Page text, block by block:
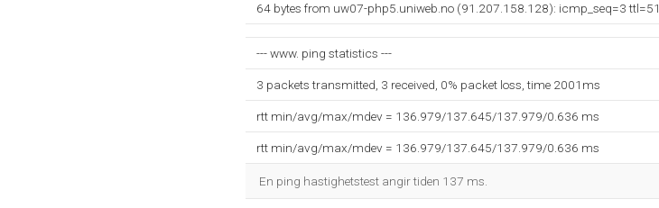
64 bytes from uw07-php5.uniweb.no (91.207.158.128): icmp_seq=3 ttl=51
--- www. ping statistics ---
3 packets transmitted, 3 received, 0% packet loss, time 2001ms
rtt min/avg/max/mdev = 136.979/137.645/137.979/0.636 ms
rtt min/avg/max/mdev = 136.979/137.645/137.979/0.636 ms
En ping hastighetstest angir tiden 137 ms.